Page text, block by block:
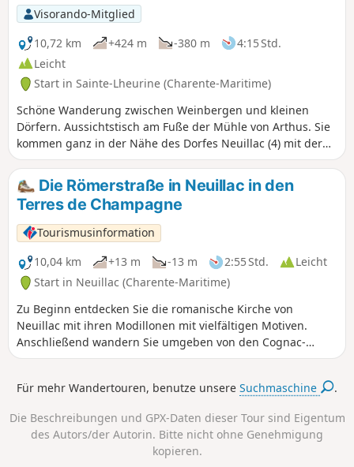
Visorando-Mitglied
10,72 km
+424 m -380 m
4:15 Std.
Leicht
Start in Sainte-Lheurine (Charente-Maritime)
Schöne Wanderung zwischen Weinbergen und kleinen
Dörfern. Aussichtstisch am Fuße der Mühle von Arthus. Sie
kommen ganz in der Nähe des Dorfes Neuillac (4) mit der
Kirche gegenüber vorbei. Zwischen den Punkten (7) und (8)
kann man den Turm der Kirche von Archiac sehen.
Die Römerstraße in Neuillac in den
Terres de Champagne
Tourismusinformation
10,04 km
+13 m -13 m 2:55 Std.
Leicht
Start in Neuillac (Charente-Maritime)
Zu Beginn entdecken Sie die romanische Kirche von
Neuillac mit ihren Modillonen mit vielfältigen Motiven.
Anschließend wandern Sie umgeben von den Cognac-
Weinbergen. In Les Fontagards kommen Sie an einem
Weinbaus im 19. Jahrhundert zeugt. Nachdem Sie den
Gebiet, in dem ein Abschnitt der Römerstraße freigelegt
wurde, bevor Sie auf von Weinbergen und Wäldchen
gesäumten Wegen Neuillac erreichen.
Für mehr Wandertouren, benutze unsereSuchmaschine .
Die Beschreibungen und GPX-Daten dieser Tour sind Eigentum
des Autors/der Autorin. Bitte nicht ohne Genehmigung
kopieren.